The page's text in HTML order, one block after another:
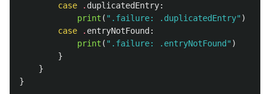
case
. duplicatedEntry:
print ( ".failure: .duplicatedEntry" )
case
. entryNotFound :
print ( ".failure: .entryNotFound" )
}
}
}